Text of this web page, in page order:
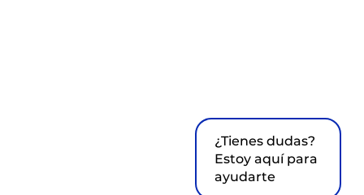
¿Tienes dudas?
Estoy aquí para
ayudarte